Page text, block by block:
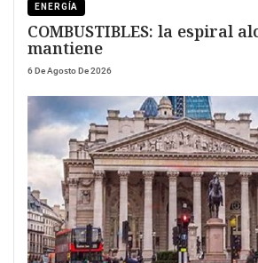
ENERGÍA
COMBUSTIBLES: la espiral
mantiene
6 De Agosto De 2026